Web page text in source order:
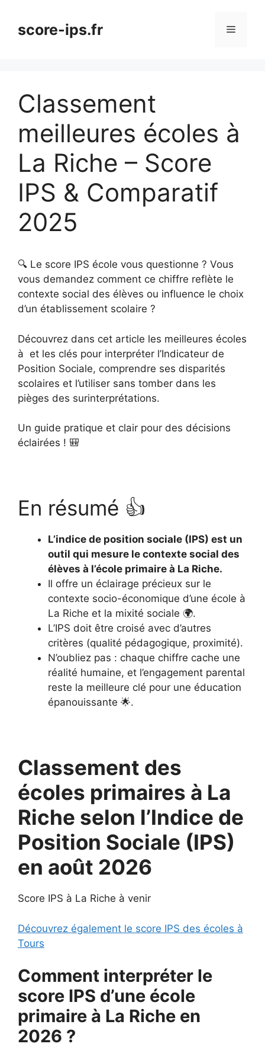
contenuscore-ips.fr Menu
Classement
meilleures écoles à
La Riche – Score
IPS & Comparatif
2025
🔍 Le score IPS école vous questionne ? Vous
vous demandez comment ce chiffre reflète le
contexte social des élèves ou influence le choix
d’un établissement scolaire ?
Découvrez dans cet article les meilleures écoles
à et les clés pour interpréter l’Indicateur de
Position Sociale, comprendre ses disparités
scolaires et l’utiliser sans tomber dans les
pièges des surinterprétations.
Un guide pratique et clair pour des décisions
éclairées ! 🎒
En résumé 👍
L’indice de position sociale (IPS) est un
outil qui mesure le contexte social des
élèves à l’école primaire à La Riche.
Il offre un éclairage précieux sur le
contexte socio-économique d’une école à
La Riche et la mixité sociale 🌍.
L’IPS doit être croisé avec d’autres
critères (qualité pédagogique, proximité).
N’oubliez pas : chaque chiffre cache une
réalité humaine, et l’engagement parental
reste la meilleure clé pour une éducation
épanouissante 🌟.
Classement des
écoles primaires à La
Riche selon l’Indice de
Position Sociale (IPS)
en août 2026
Score IPS à La Riche à venir
Découvrez également le score IPS des écoles à
Tours
Comment interpréter le
score IPS d’une école
primaire à La Riche en
2026 ?